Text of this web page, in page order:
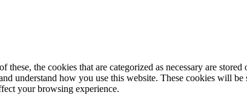
the cookies that are categorized as necessary are
understand how you use this website. These cookies will
your browsing experience.